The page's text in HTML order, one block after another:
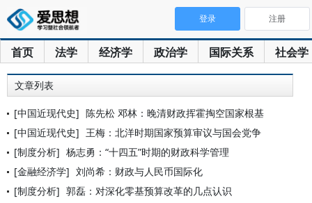
首页 法学 经济学 政治学 国际关系 社会学
登录 注册
文章列表
[中国近现代史] 陈先松 邓林：晚清财政挥霍掏空国家根基
[中国近现代史] 王梅：北洋时期国家预算审议与国会党争
[制度分析] 杨志勇：“十四五”时期的财政科学管理
[金融经济学] 刘尚希：财政与人民币国际化
[制度分析] 郭磊：对深化零基预算改革的几点认识